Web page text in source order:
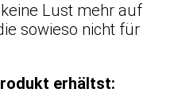
Lust mehr auf
sowieso nicht für
erhältst: